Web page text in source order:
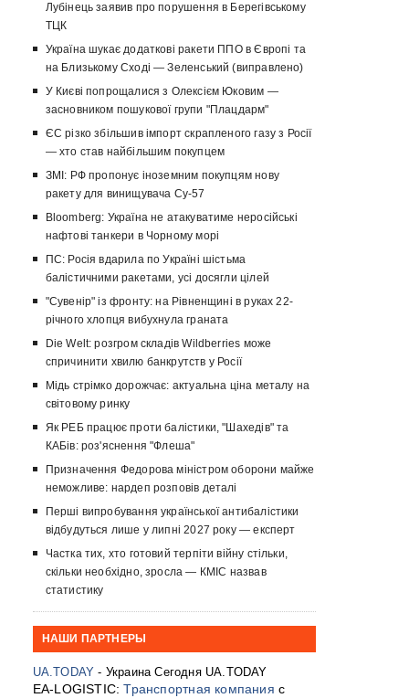
Лубінець заявив про порушення в Берегівському
ТЦК
Україна шукає додаткові ракети ППО в Європі та
на Близькому Сході — Зеленський (виправлено)
У Києві попрощалися з Олексієм Юковим —
засновником пошукової групи "Плацдарм"
ЄС різко збільшив імпорт скрапленого газу з Росії
— хто став найбільшим покупцем
ЗМІ: РФ пропонує іноземним покупцям нову
ракету для винищувача Су-57
Bloomberg: Україна не атакуватиме неросійські
нафтові танкери в Чорному морі
ПС: Росія вдарила по Україні шістьма
балістичними ракетами, усі досягли цілей
"Сувенір" із фронту: на Рівненщині в руках 22-
річного хлопця вибухнула граната
Die Welt: розгром складів Wildberries може
спричинити хвилю банкрутств у Росії
Мідь стрімко дорожчає: актуальна ціна металу на
світовому ринку
Як РЕБ працює проти балістики, "Шахедів" та
КАБів: роз'яснення "Флеша"
Призначення Федорова міністром оборони майже
неможливе: нардеп розповів деталі
Перші випробування української антибалістики
відбудуться лише у липні 2027 року — експерт
Частка тих, хто готовий терпіти війну стільки,
скільки необхідно, зросла — КМІС назвав
статистику
НАШИ ПАРТНЕРЫ
UA.TODAY - Украина Сегодня UA.TODAY
EA-LOGISTIC:Транспортная компания с